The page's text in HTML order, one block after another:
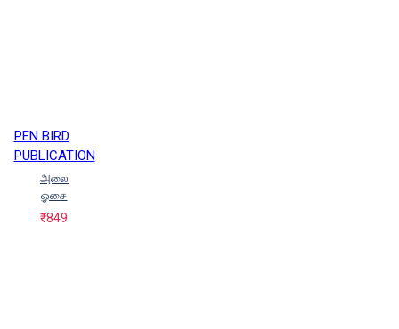
PEN BIRD
PUBLICATION
அலை
ஓசை
₹849